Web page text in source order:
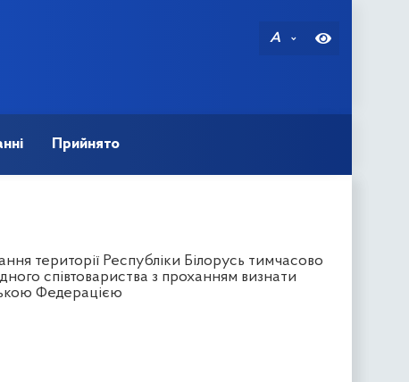
A
Прийнято
території Республіки Білорусь тимчасово
співтовариства з проханням визнати
Федерацією